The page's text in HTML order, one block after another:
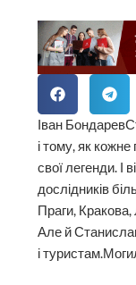
Іван
і тому, як
свої легенди. І
дослідників
Праги,
Але й
і